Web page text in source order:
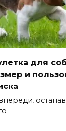
для
и